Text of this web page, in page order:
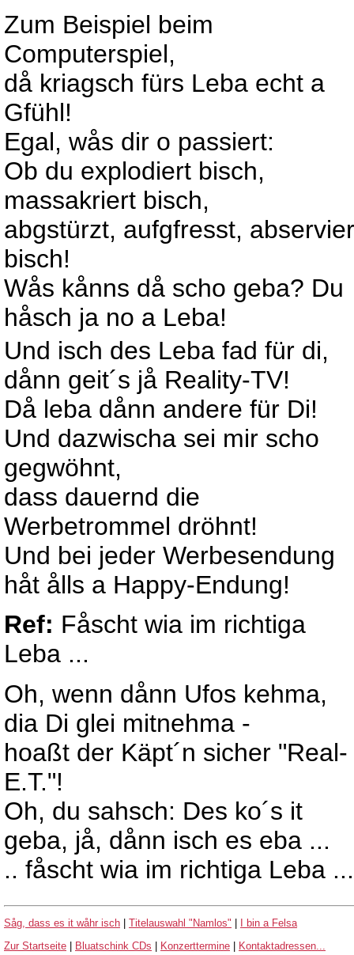
Zum Beispiel beim
Computerspiel,
då kriagsch fürs Leba echt a
Gfühl!
Egal, wås dir o passiert:
Ob du explodiert bisch,
massakriert bisch,
abgstürzt, aufgfresst,
bisch!
Wås kånns då scho geba? Du
håsch ja no a Leba!
Und isch des Leba fad für di,
dånn geit´s jå Reality-TV!
Då leba dånn andere für Di!
Und dazwischa sei mir scho
gegwöhnt,
dass dauernd die
Werbetrommel dröhnt!
Und bei jeder Werbesendung
håt ålls a Happy-Endung!
Ref: Fåscht wia im richtiga
Leba ...
Oh, wenn dånn Ufos kehma,
dia Di glei mitnehma -
hoaßt der Käpt´n sicher "Real-
E.T."!
Oh, du sahsch: Des ko´s it
geba, jå, dånn isch es eba ...
.. fåscht wia im richtiga Leba ...
Såg, dass es it wåhr isch Titelauswahl "Namlos"
I bin a Felsa
Zur Startseite | Bluatschink CDs | Konzerttermine | Kontaktadressen...